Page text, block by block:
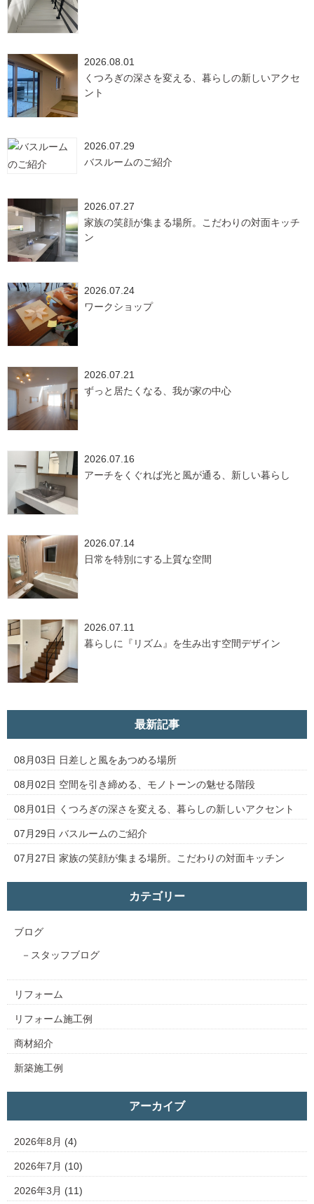
2026.08.01
くつろぎの深さを変える、暮らしの新しいアクセ
ント
2026.07.29
バスルームのご紹介
2026.07.27
家族の笑顔が集まる場所。こだわりの対面キッチ
ン
2026.07.24
ワークショップ
2026.07.21
ずっと居たくなる、我が家の中心
2026.07.16
アーチをくぐれば光と風が通る、新しい暮らし
2026.07.14
日常を特別にする上質な空間
2026.07.11
暮らしに『リズム』を生み出す空間デザイン
最新記事
08月03日 日差しと風をあつめる場所
08月02日 空間を引き締める、モノトーンの魅せる階段
08月01日 くつろぎの深さを変える、暮らしの新しいアクセント
07月29日 バスルームのご紹介
07月27日 家族の笑顔が集まる場所。こだわりの対面キッチン
カテゴリー
ブログ
スタッフブログ
リフォーム
リフォーム施工例
商材紹介
新築施工例
アーカイブ
2026年8月 (4)
2026年7月 (10)
2026年3月 (11)